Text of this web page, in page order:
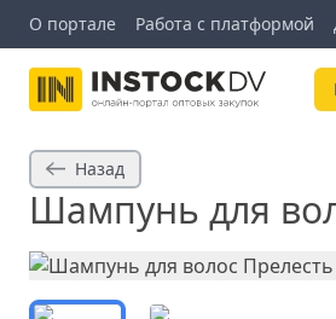
О портале Работа с платформой
Назад
Шампунь для